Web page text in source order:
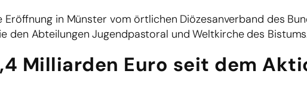
in Münster vom örtlichen Diözesanverband des
den Abteilungen Jugendpastoral und Weltkirche des
Milliarden Euro seit dem